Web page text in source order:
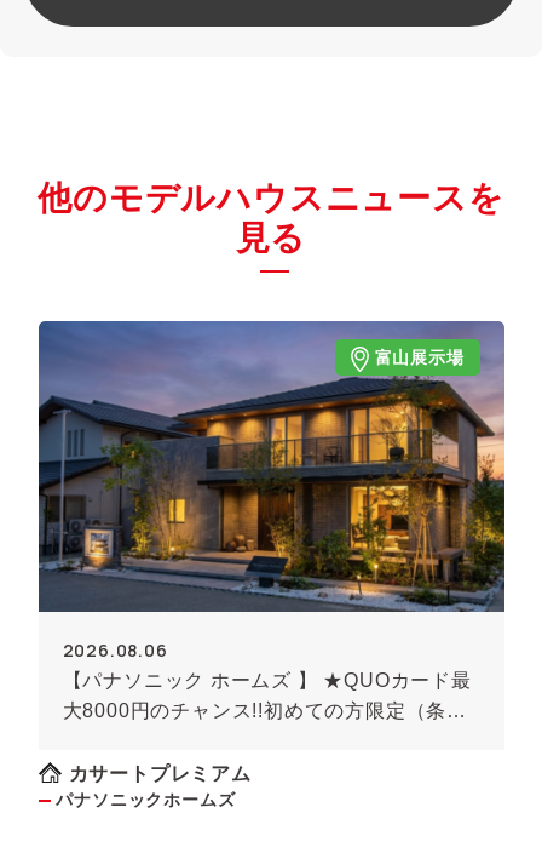
他のモデルハウスニュースを
見る
富山展示場
2026.08.06
【パナソニック ホームズ 】 ★QUOカード最
大8000円のチャンス!!初めての方限定（条件
カサートプレミアム
パナソニックホームズ